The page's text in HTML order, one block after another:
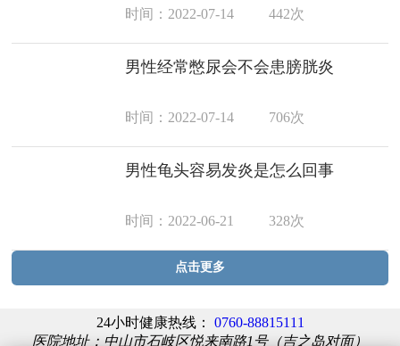
时间：2022-07-14 442次
男性经常憋尿会不会患膀胱炎
时间：2022-07-14 706次
男性龟头容易发炎是怎么回事
时间：2022-06-21 328次
点击更多
24小时健康热线：
0760-88815111
医院地址：中山市石岐区悦来南路1号（吉之岛对面）